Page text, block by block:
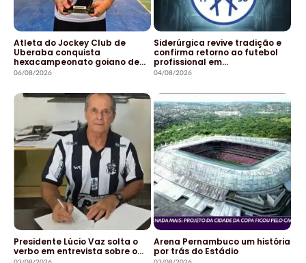
Atleta do Jockey Club de
Uberaba conquista
hexacampeonato goiano de…
06/08/2026
Siderúrgica revive tradição e
confirma retorno ao futebol
profissional em…
04/08/2026
Presidente Lúcio Vaz solta o
verbo em entrevista sobre o…
Arena Pernambuco um história
por trás do Estádio